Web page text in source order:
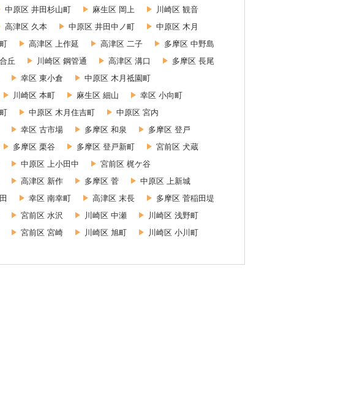
中原区 井田杉山町 麻生区 岡上
川崎区 観音
高津区 久本 中原区 井田中ノ町
中原区 木月
高津区 上作延 高津区 二子
多摩区 中野島
丘 川崎区 鋼管通 高津区 溝口
多摩区 長尾
幸区 東小倉
中原区 木月祗園町
川崎区 本町 麻生区 細山
幸区 小向町
中原区 木月住吉町
中原区 宮内
幸区 古市場 多摩区 和泉
多摩区 登戸
多摩区 栗谷 多摩区 登戸新町
宮前区 犬蔵
中原区 上小田中
宮前区 梶ケ谷
高津区 新作 多摩区 菅
中原区 上新城
幸区 南幸町 高津区 末長
多摩区 菅稲田堤
宮前区 水沢 川崎区 中瀬
川崎区 浅野町
宮前区 宮崎 川崎区 旭町
川崎区 小川町